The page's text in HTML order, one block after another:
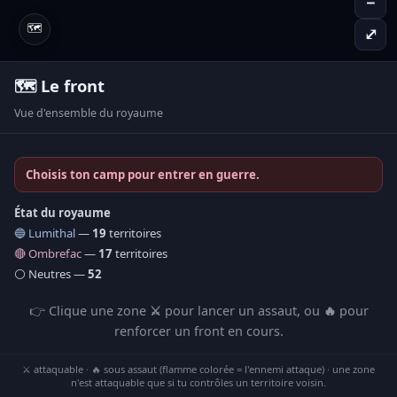
🗺️
⤢
🗺️ Le front
Vue d'ensemble du royaume
Choisis ton camp pour entrer en guerre.
État du royaume
🔵 Lumithal— 19 territoires
🔴 Ombrefac— 17 territoires
⚪ Neutres —52
👉 Clique une zone ⚔️ pour lancer un assaut, ou 🔥 pour
renforcer un front en cours.
⚔️ attaquable · 🔥 sous assaut (flamme colorée = l'ennemi attaque) · une zone
n'est attaquable que si tu contrôles un territoire voisin.